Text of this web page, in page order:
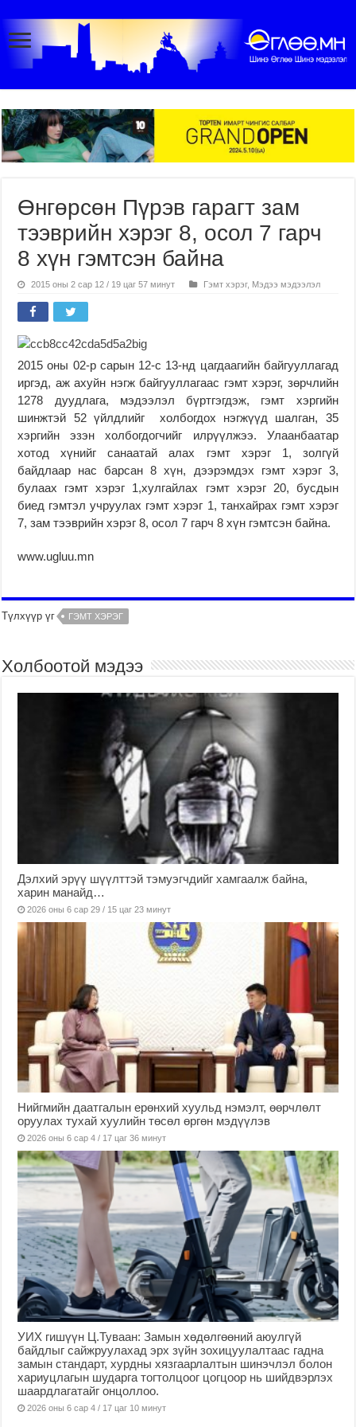
Өнгөрсөн Пүрэв гарагт зам
тээврийн хэрэг 8, осол 7 гарч
8 хүн гэмтсэн байна
2015 оны 2 сар 12 / 19 цаг 57 минут Гэмт хэрэг, Мэдээ мэдээлэл
2015 оны 02-р сарын 12-с 13-нд цагдаагийн байгууллагад
иргэд, аж ахуйн нэгж байгууллагаас гэмт хэрэг, зөрчлийн
1278 дуудлага, мэдээлэл бүртгэгдэж, гэмт хэргийн
шинжтэй 52 үйлдлийг холбогдох нэгжүүд шалган, 35
хэргийн эзэн холбогдогчийг илрүүлжээ. Улаанбаатар
хотод хүнийг санаатай алах гэмт хэрэг 1, золгүй
байдлаар нас барсан 8 хүн, дээрэмдэх гэмт хэрэг 3,
булаах гэмт хэрэг 1,хулгайлах гэмт хэрэг 20, бусдын
биед гэмтэл учруулах гэмт хэрэг 1, танхайрах гэмт хэрэг
7, зам тээврийн хэрэг 8, осол 7 гарч 8 хүн гэмтсэн байна.
www.ugluu.mn
Түлхүүр үг ГЭМТ ХЭРЭГ
Холбоотой мэдээ
Дэлхий эрүү шүүлттэй тэмуэгчдийг хамгаалж байна,
харин манайд…
2026 оны 6 сар 29 / 15 цаг 23 минут
Нийгмийн даатгалын ерөнхий хуульд нэмэлт, өөрчлөлт
оруулах тухай хуулийн төсөл өргөн мэдүүлэв
2026 оны 6 сар 4 / 17 цаг 36 минут
УИХ гишүүн Ц.Туваан: Замын хөдөлгөөний аюулгүй
байдлыг сайжруулахад эрх зүйн зохицуулалтаас гадна
замын стандарт, хурдны хязгаарлалтын шинэчлэл болон
хариуцлагын шударга тогтолцоог цогцоор нь шийдвэрлэх
шаардлагатайг онцоллоо.
2026 оны 6 сар 4 / 17 цаг 10 минут